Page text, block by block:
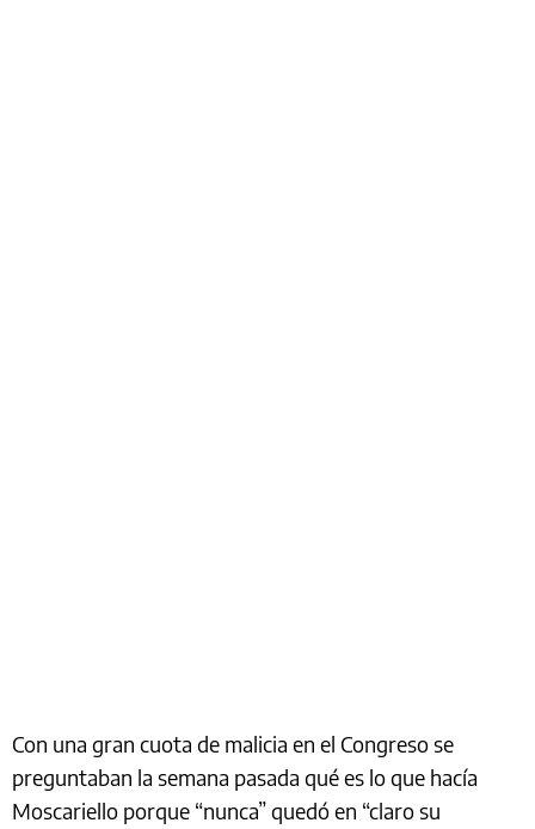
Con una gran cuota de malicia en el Congreso se
preguntaban la semana pasada qué es lo que hacía
Moscariello porque “nunca” quedó en “claro su